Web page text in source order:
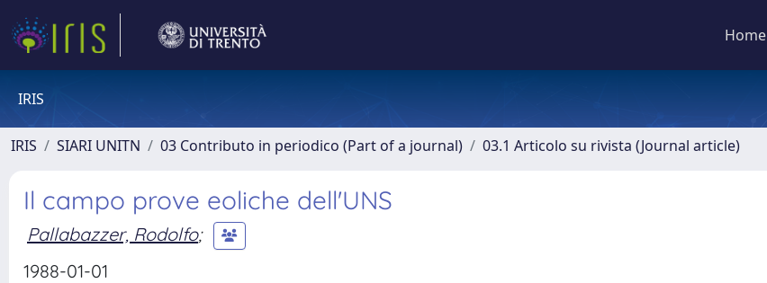
Home
IRIS
IRIS SIARI UNITN 03 Contributo in periodico (Part of a journal) 03.1 Articolo su rivista (Journal article)
Il campo prove eoliche dell'UNS
Pallabazzer, Rodolfo;
1988-01-01